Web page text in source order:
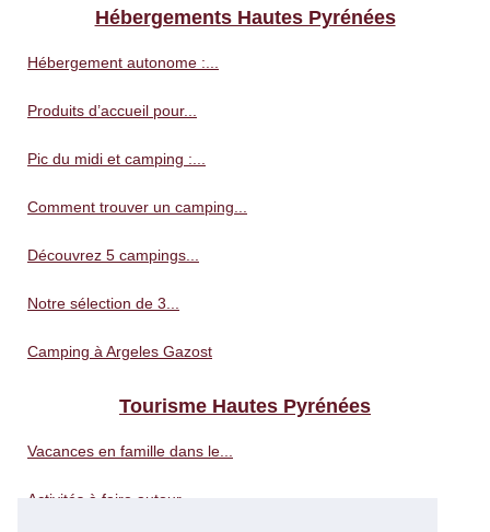
Hébergements Hautes Pyrénées
Hébergement autonome :...
Produits d’accueil pour...
Pic du midi et camping :...
Comment trouver un camping...
Découvrez 5 campings...
Notre sélection de 3...
Camping à Argeles Gazost
Tourisme Hautes Pyrénées
Vacances en famille dans le...
Activités à faire autour...